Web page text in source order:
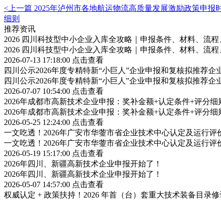
<上一篇 2025年泸州市各地航运物流高质量发展激励政策申报
细则
推荐资讯
2026 四川科技型中小企业入库全攻略｜申报条件、材料、流
2026 四川科技型中小企业入库全攻略｜申报条件、材料、流
2026-07-13 17:18:00 点击查看
四川公示2026年度专精特新“小巨人”企业申报和复核拟推荐企
四川公示2026年度专精特新“小巨人”企业申报和复核拟推荐企
2026-07-07 10:54:00 点击查看
2026年成都市高新技术企业申报：奖补金额+认定条件+评分
2026年成都市高新技术企业申报：奖补金额+认定条件+评分
2026-05-25 12:24:00 点击查看
一文吃透！2026年广安市华蓥市省企业技术中心认定及运行
一文吃透！2026年广安市华蓥市省企业技术中心认定及运行
2026-05-19 15:17:00 点击查看
2026年四川、新疆高新技术企业申报开始了！
2026年四川、新疆高新技术企业申报开始了！
2026-05-07 14:57:00 点击查看
权威认定 + 政策扶持！2026 年首（台）套重大技术装备目录